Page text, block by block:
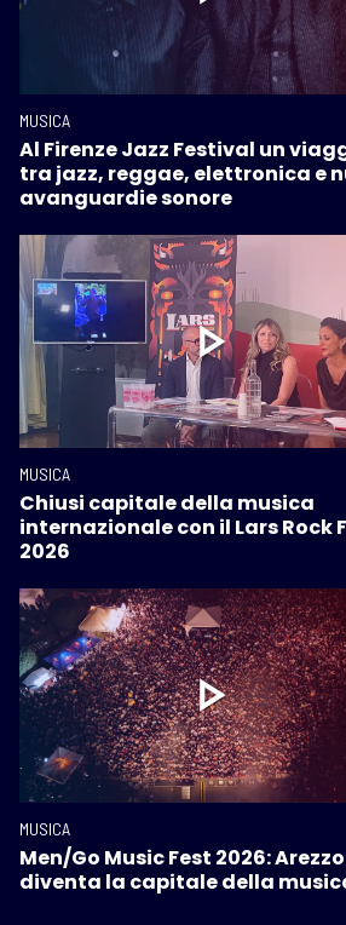
MUSICA
Al Firenze Jazz Festival un
tra jazz, reggae, elettronica e
avanguardie sonore
MUSICA
Chiusi capitale della musica
internazionale con il Lars Rock
2026
MUSICA
Men/Go Music Fest 2026: Arezzo
diventa la capitale della